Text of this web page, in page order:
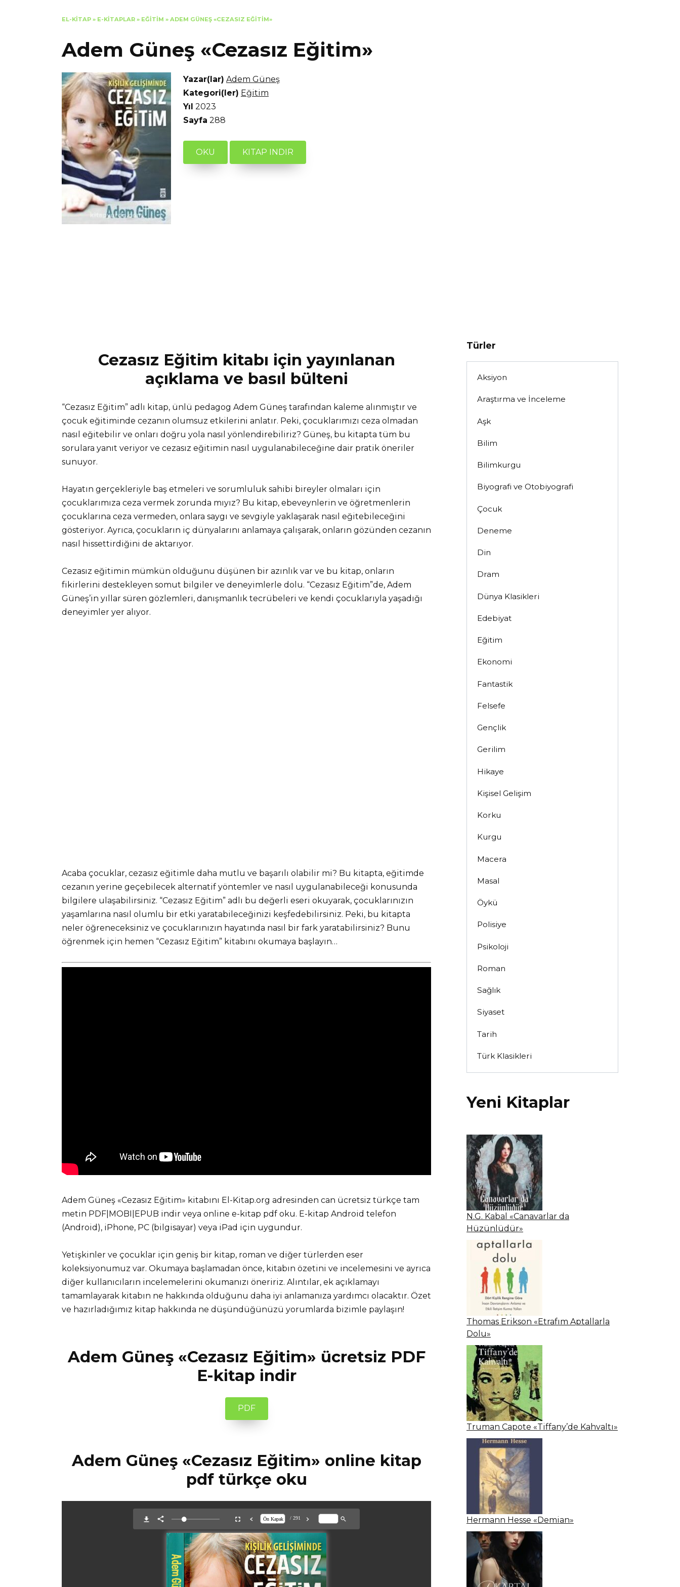
EL-KITAP » E-KITAPLAR » EĞITIM » ADEM GÜNEŞ «CEZASIZ EĞITIM»
Adem Güneş «Cezasız Eğitim»
Yazar(lar) Adem Güneş
Kategori(ler) Eğitim
Yıl 2023
Sayfa 288
OKU KITAP INDIR
Cezasız Eğitim kitabı için yayınlanan
açıklama ve basıl bülteni
“Cezasız Eğitim” adlı kitap, ünlü pedagog Adem Güneş tarafından kaleme alınmıştır ve
çocuk eğitiminde cezanın olumsuz etkilerini anlatır. Peki, çocuklarımızı ceza olmadan
nasıl eğitebilir ve onları doğru yola nasıl yönlendirebiliriz? Güneş, bu kitapta tüm bu
sorulara yanıt veriyor ve cezasız eğitimin nasıl uygulanabileceğine dair pratik öneriler
sunuyor.
Hayatın gerçekleriyle baş etmeleri ve sorumluluk sahibi bireyler olmaları için
çocuklarımıza ceza vermek zorunda mıyız? Bu kitap, ebeveynlerin ve öğretmenlerin
çocuklarına ceza vermeden, onlara saygı ve sevgiyle yaklaşarak nasıl eğitebileceğini
gösteriyor. Ayrıca, çocukların iç dünyalarını anlamaya çalışarak, onların gözünden cezanın
nasıl hissettirdiğini de aktarıyor.
Cezasız eğitimin mümkün olduğunu düşünen bir azınlık var ve bu kitap, onların
fikirlerini destekleyen somut bilgiler ve deneyimlerle dolu. “Cezasız Eğitim”de, Adem
Güneş’in yıllar süren gözlemleri, danışmanlık tecrübeleri ve kendi çocuklarıyla yaşadığı
deneyimler yer alıyor.
Acaba çocuklar, cezasız eğitimle daha mutlu ve başarılı olabilir mi? Bu kitapta, eğitimde
cezanın yerine geçebilecek alternatif yöntemler ve nasıl uygulanabileceği konusunda
bilgilere ulaşabilirsiniz. “Cezasız Eğitim” adlı bu değerli eseri okuyarak, çocuklarınızın
yaşamlarına nasıl olumlu bir etki yaratabileceğinizi keşfedebilirsiniz. Peki, bu kitapta
neler öğreneceksiniz ve çocuklarınızın hayatında nasıl bir fark yaratabilirsiniz? Bunu
öğrenmek için hemen “Cezasız Eğitim” kitabını okumaya başlayın…
Adem Güneş «Cezasız Eğitim» kitabını El-Kitap.org adresinden can ücretsiz türkçe tam
metin PDF|MOBI|EPUB indir veya online e-kitap pdf oku. E-kitap Android telefon
(Android), iPhone, PC (bilgisayar) veya iPad için uygundur.
Yetişkinler ve çocuklar için geniş bir kitap, roman ve diğer türlerden eser
koleksiyonumuz var. Okumaya başlamadan önce, kitabın özetini ve incelemesini ve ayrıca
diğer kullanıcıların incelemelerini okumanızı öneririz. Alıntılar, ek açıklamayı
tamamlayarak kitabın ne hakkında olduğunu daha iyi anlamanıza yardımcı olacaktır. Özet
ve hazırladığımız kitap hakkında ne düşündüğünüzü yorumlarda bizimle paylaşın!
Adem Güneş «Cezasız Eğitim» ücretsiz PDF
E-kitap indir
PDF
Adem Güneş «Cezasız Eğitim» online kitap
pdf türkçe oku
Türler
Aksiyon
Araştırma ve İnceleme
Aşk
Bilim
Bilimkurgu
Biyografi ve Otobiyografi
Çocuk
Deneme
Din
Dram
Dünya Klasikleri
Edebiyat
Eğitim
Ekonomi
Fantastik
Felsefe
Gençlik
Gerilim
Hikaye
Kişisel Gelişim
Korku
Kurgu
Macera
Masal
Öykü
Polisiye
Psikoloji
Roman
Sağlık
Siyaset
Tarih
Türk Klasikleri
Yeni Kitaplar
N.G. Kabal «Canavarlar da
Hüzünlüdür»
Thomas Erikson «Etrafım Aptallarla
Dolu»
Truman Capote «Tiffany’de Kahvaltı»
Hermann Hesse «Demian»